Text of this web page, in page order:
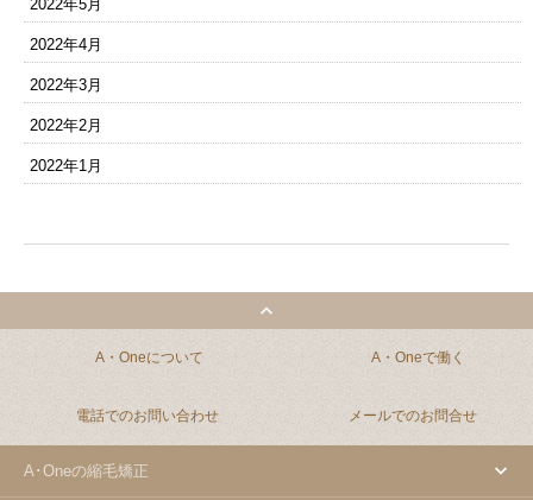
2022年5月
2022年4月
2022年3月
2022年2月
2022年1月
A・Oneについて A・Oneで働く
電話でのお問い合わせ メールでのお問合せ
A･Oneの縮毛矯正